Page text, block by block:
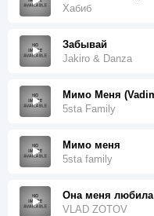
Хабиб
Забывай
Jakiro & Danza
5sta Family
Мимо меня
5sta family
Она меня любила
VLAD ZOTOV